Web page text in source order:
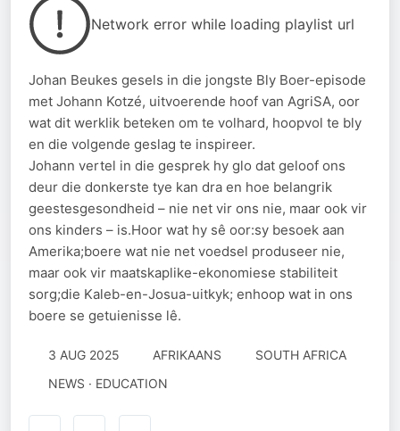
Network error while loading playlist url
Johan Beukes gesels in die jongste Bly Boer-episode
met Johann Kotzé, uitvoerende hoof van AgriSA, oor
wat dit werklik beteken om te volhard, hoopvol te bly
en die volgende geslag te inspireer.
Johann vertel in die gesprek hy glo dat geloof ons
deur die donkerste tye kan dra en hoe belangrik
geestesgesondheid – nie net vir ons nie, maar ook vir
ons kinders – is.Hoor wat hy sê oor:sy besoek aan
Amerika;boere wat nie net voedsel produseer nie,
maar ook vir maatskaplike-ekonomiese stabiliteit
sorg;die Kaleb-en-Josua-uitkyk; enhoop wat in ons
boere se getuienisse lê.
3 AUG 2025 AFRIKAANS
SOUTH AFRICA
NEWS · EDUCATION